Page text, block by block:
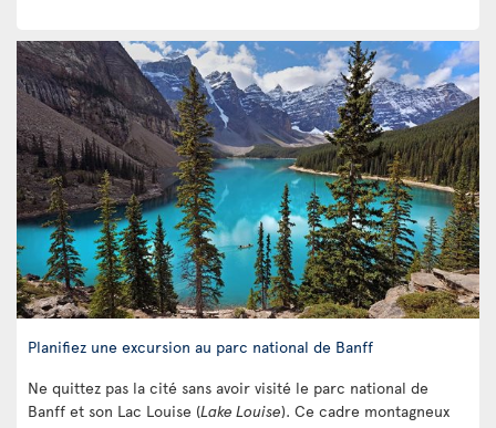
Planifiez une excursion au parc national de Banff
Ne quittez pas la cité sans avoir visité le parc national de
Banff et son Lac Louise (Lake Louise). Ce cadre montagneux